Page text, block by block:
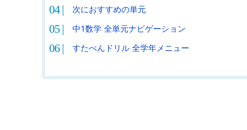
次におすすめの単元
中1数学 全単元ナビゲーション
すたぺんドリル 全学年メニュー